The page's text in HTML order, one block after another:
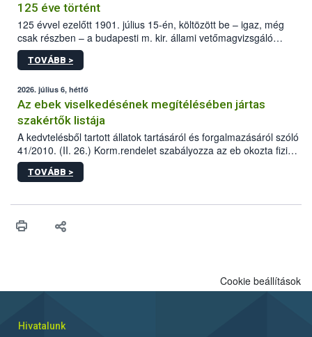
125 éve történt
125 évvel ezelőtt 1901. július 15-én, költözött be – igaz, még
csak részben – a budapesti m. kir. állami vetőmagvizsgáló
állomás a Kis Rókus utca 15. szám alatti, Czigler Győző által
tervezett új épületébe.
TOVÁBB >
2026. július 6, hétfő
Az ebek viselkedésének megítélésében jártas
szakértők listája
A kedvtelésből tartott állatok tartásáról és forgalmazásáról szóló
41/2010. (II. 26.) Korm.rendelet szabályozza az eb okozta fizikai
sérülés, illetve ennek veszélye keletkezésekor felmerülő
hatósági feladatokat, valamint a veszélyes eb tartását és annak
vonni az ebek viselkedésének megítélésében jártas szakértőt.
TOVÁBB >
Cookie beállítások
Hivatalunk